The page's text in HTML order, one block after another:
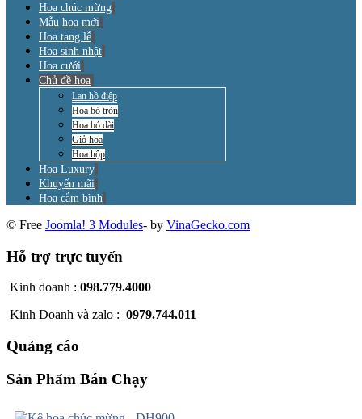
Hoa chúc mừng
Mẫu hoa mới
Hoa tang lễ
Hoa sinh nhật
Hoa cưới
Chủ đề hoa
Lan hồ điệp
Hoa bó tròn
Hoa bó dài
Giỏ hoa
Hoa hộp
Hoa Luxury
Khuyến mãi
Hoa cắm bình
© Free Joomla! 3 Modules- by VinaGecko.com
Hỗ trợ trực tuyến
Kinh doanh : 098.779.4000
Kinh Doanh và zalo : 0979.744.011
Quảng cáo
Sản Phẩm Bán Chạy